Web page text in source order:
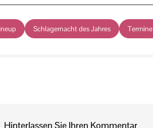
Schlagernacht des Jahres Termine
Hinterlassen Sie Ihren Kommentar